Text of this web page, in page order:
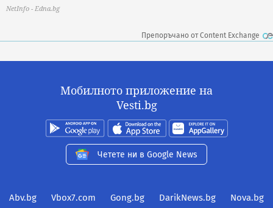
NetInfo - Edna.bg
Препоръчано от Content Exchange
Мобилното приложение на
Vesti.bg
Четете ни в Google News
Abv.bg Vbox7.com Gong.bg DarikNews.bg
Nova.bg